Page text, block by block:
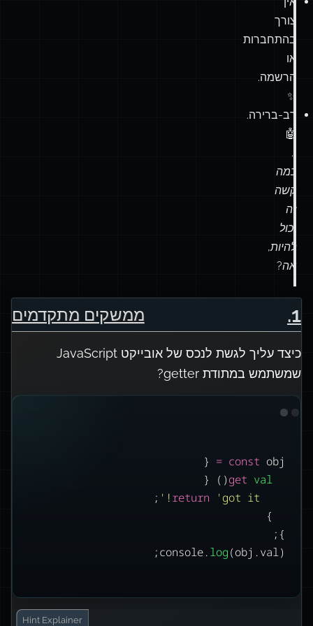
צורך
בהתחברות
או
הרשמה.
✨
רב-ברירה.
🤖
…
כמה
קשה
זה
יכול
להיות,
אה?
1
. ממשקים מתקדמים
כיצד עליך לגשת לנכס של אובייקט JavaScript
שמשתמש במתודת getter?
const obj
=
{
get val
() {
return
'got it!
'
;
}
};
console.log(obj.val);
Hint Explainer